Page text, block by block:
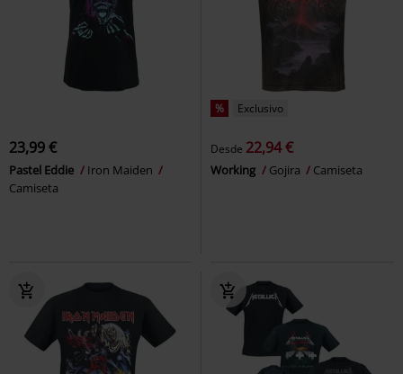
23,99 €
Pastel Eddie
Iron Maiden
Camiseta
% Exclusivo
Desde 22,94 €
Working Gojira Camiseta